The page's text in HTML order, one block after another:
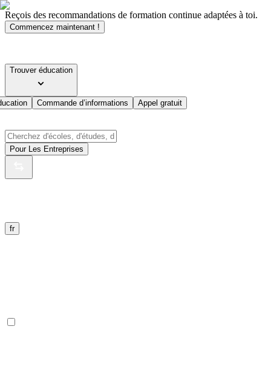
Reçois des recommandations de formation continue adaptées à toi.
Commencez maintenant !
Trouver éducation
Commande d’informations Appel gratuit
Pour Les Entreprises
fr